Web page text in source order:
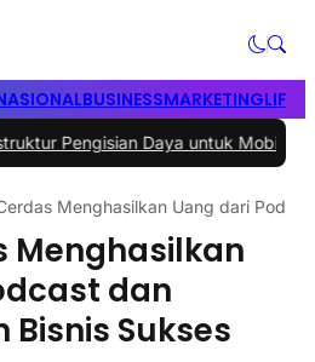
BUSINESSMARKETING
Daya untuk Mobil Listrik yang
Menghasilkan Uang dari
Menghasilkan
dan
Sukses